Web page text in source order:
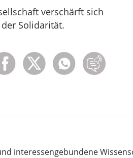
verschärft sich
Solidarität.
interessengebundene